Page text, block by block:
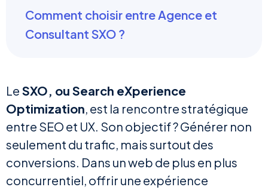
Comment choisir entre Agence et
Consultant SXO ?
Le SXO, ou Search eXperience
Optimization, est la rencontre stratégique
entre SEO et UX. Son objectif ? Générer non
seulement du trafic, mais surtout des
conversions. Dans un web de plus en plus
concurrentiel, offrir une expérience